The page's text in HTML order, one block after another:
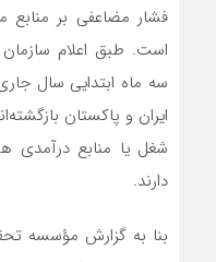
فشار مضاعفی بر منابع
ایران و پاکستان
شغل یا منابع درآمدی
دارند.